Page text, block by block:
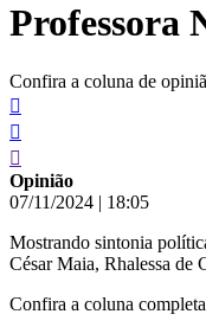
conteúdo
Professora
Confira a coluna de
Opinião
07/11/2024 | 18:05
Mostrando sintonia
César Maia, Rhalessa de
Confira a coluna